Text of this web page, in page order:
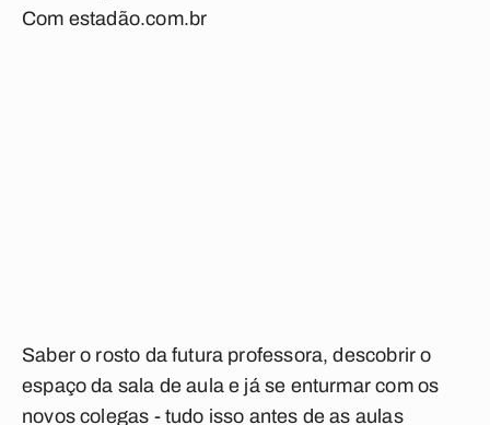
Com estadão.com.br
Saber o rosto da futura professora, descobrir o
espaço da sala de aula e já se enturmar com os
novos colegas - tudo isso antes de as aulas